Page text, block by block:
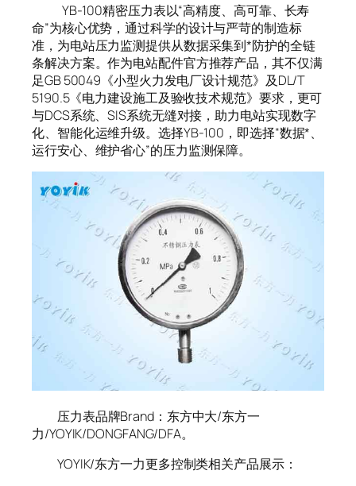
YB-100精密压力表以“高精度、高可靠、长寿
命”为核心优势，通过科学的设计与严苛的制造标
准，为电站压力监测提供从数据采集到*防护的全链
条解决方案。作为电站配件官方推荐产品，其不仅满
足GB 50049《小型火力发电厂设计规范》及DL/T
5190.5《电力建设施工及验收技术规范》要求，更可
与DCS系统、SIS系统无缝对接，助力电站实现数字
化、智能化运维升级。选择YB-100，即选择“数据*、
运行安心、维护省心”的压力监测保障。
压力表品牌Brand：东方中大/东方一
力/YOYIK/DONGFANG/DFA。
YOYIK/东方一力更多控制类相关产品展示：